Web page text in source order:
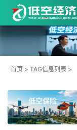
首页 > TAG信息列表 >